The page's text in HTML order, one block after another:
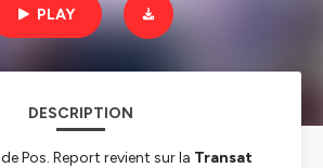
PLAY
DESCRIPTION
Pos. Report revient sur la Transat